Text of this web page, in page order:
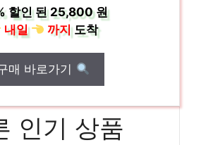
할인 된25,800 원
내일
까지도착
매 바로가기
인기 상품